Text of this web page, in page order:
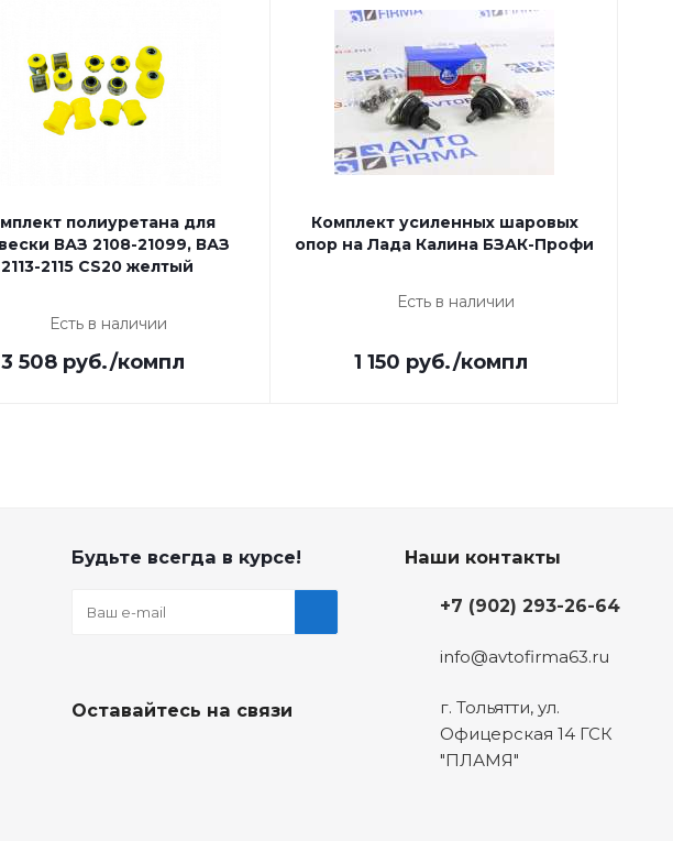
полиуретана для
ВАЗ 2108-21099, ВАЗ
2113-2115 CS20 желтый
Есть в наличии
3 508 руб./компл
Комплект усиленных шаровых
опор на Лада Калина БЗАК-Профи
Есть в наличии
1 150 руб./компл
Будьте всегда в курсе!
Оставайтесь на связи
Наши контакты
+7 (902) 293-26-64
info@avtofirma63.ru
г. Тольятти, ул.
Офицерская 14 ГСК
"ПЛАМЯ"